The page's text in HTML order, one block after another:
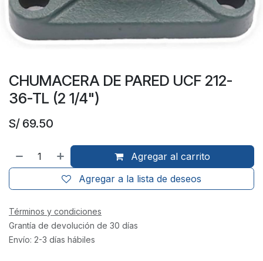
CHUMACERA DE PARED UCF 212-
36-TL (2 1/4")
S/ 69.50
Agregar al carrito
Agregar a la lista de deseos
Términos y condiciones
Grantía de devolución de 30 días
Envío: 2-3 días hábiles